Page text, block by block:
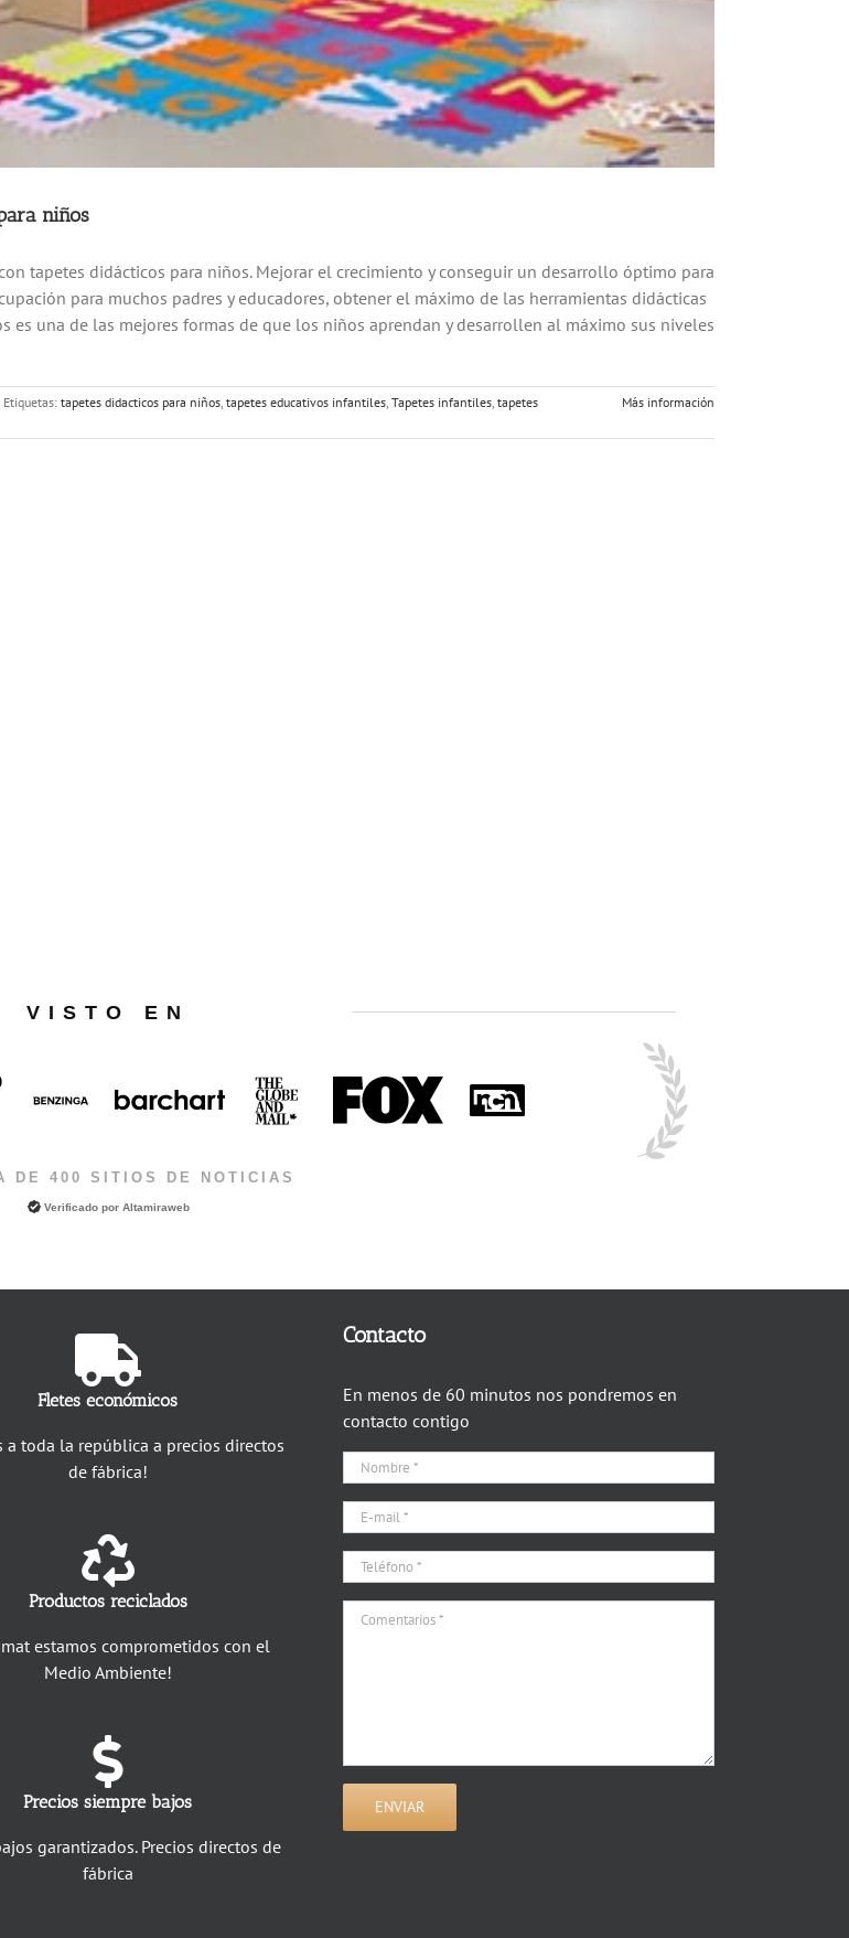
niños
tapetes didácticos para niños. Mejorar el crecimiento y conseguir un desarrollo óptimo para
para muchos padres y educadores, obtener el máximo de las herramientas didácticas
es una de las mejores formas de que los niños aprendan y desarrollen al máximo sus niveles
Etiquetas: tapetes didacticos para niños tapetes educativos infantiles Tapetes infantiles tapetes
Más información
VISTO EN
DE 400 SITIOS DE NOTICIAS
Verificado por Altamiraweb
Fletes económicos
a toda la república a precios directos
de fábrica!
Productos reciclados
estamos comprometidos con el
Medio Ambiente!
Precios siempre bajos
garantizados. Precios directos de
fábrica
Contacto
En menos de 60 minutos nos pondremos en
contacto contigo